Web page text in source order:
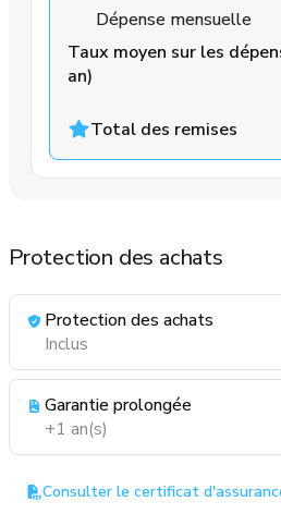
Dépense mensuelle
Taux moyen sur les
an)
Total des remises
Protection des achats
Protection des achats
Inclus
Garantie prolongée
+1 an(s)
Consulter le certificat